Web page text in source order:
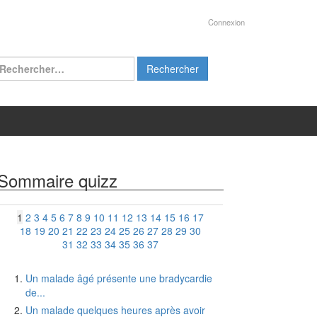
Connexion
:
quizz
1 2 3 4 5 6 7 8 9 10 11 12 13 14 15 16 17
18 19 20 21 22 23 24 25 26 27 28 29 30
31 32 33 34 35 36 37
Un malade âgé présente une bradycardie
de...
Un malade quelques heures après avoir